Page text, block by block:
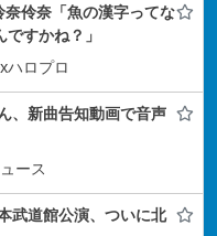
伶奈「魚の漢字ってな
すかね？」
ハロプロ
、新曲告知動画で音声
ース
武道館公演、ついに北